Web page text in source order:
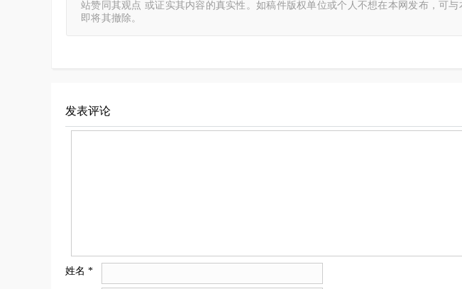
站赞同其观点 或证实其内容的真实性。如稿件版权单位或个人不想在本网发布，可
即将其撤除。
发表评论
姓名 *